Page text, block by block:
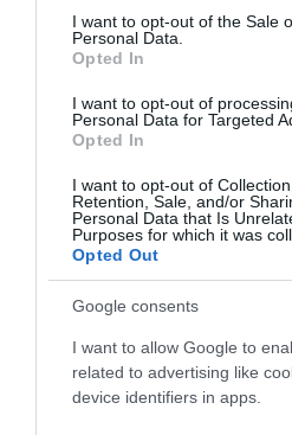
consent section.
I want to opt-out of the Sale
Personal Data.
Opted In
I want to opt-out of
Personal Data for Targeted
Opted In
I want to opt-out of
Retention, Sale, and/or
Personal Data that Is
Purposes for which it was
Opted Out
Google consents
I want to allow Google to
related to advertising like
device identifiers in apps.
MEDIA